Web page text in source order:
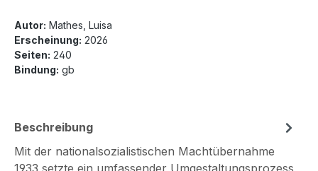
Autor: Mathes, Luisa
Erscheinung: 2026
Seiten: 240
Bindung: gb
Beschreibung
Mit der nationalsozialistischen Machtübernahme